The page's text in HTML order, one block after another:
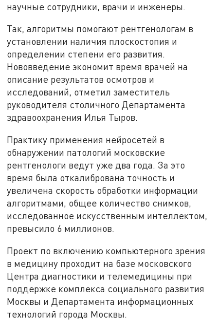
научные сотрудники, врачи и инженеры.
Так, алгоритмы помогают рентгенологам в
установлении наличия плоскостопия и
определении степени его развития.
Нововведение экономит время врачей на
описание результатов осмотров и
исследований, отметил заместитель
руководителя столичного Департамента
здравоохранения Илья Тыров.
Практику применения нейросетей в
обнаружении патологий московские
рентгенологи ведут уже два года. За это
время была откалибрована точность и
увеличена скорость обработки информации
алгоритмами, общее количество снимков,
исследованное искусственным интеллектом,
превысило 6 миллионов.
Проект по включению компьютерного зрения
в медицину проходит на базе московского
Центра диагностики и телемедицины при
поддержке комплекса социального развития
Москвы и Департамента информационных
технологий города Москвы.